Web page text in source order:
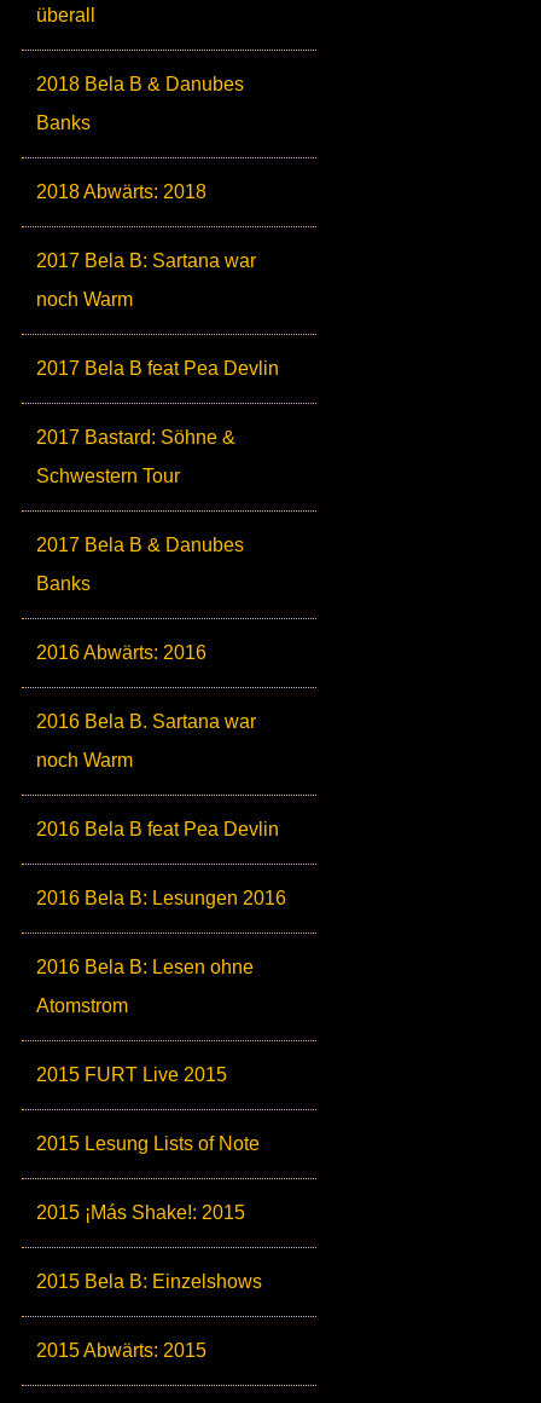
überall
2018 Bela B & Danubes
Banks
2018 Abwärts: 2018
2017 Bela B: Sartana war
noch Warm
2017 Bela B feat Pea Devlin
2017 Bastard: Söhne &
Schwestern Tour
2017 Bela B & Danubes
Banks
2016 Abwärts: 2016
2016 Bela B. Sartana war
noch Warm
2016 Bela B feat Pea Devlin
2016 Bela B: Lesungen 2016
2016 Bela B: Lesen ohne
Atomstrom
2015 FURT Live 2015
2015 Lesung Lists of Note
2015 ¡Más Shake!: 2015
2015 Bela B: Einzelshows
2015 Abwärts: 2015